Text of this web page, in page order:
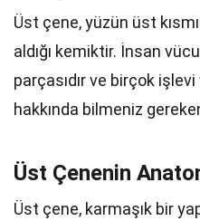
Üst çene, yüzün üst
aldığı kemiktir. İnsan
parçasıdır ve birçok
hakkında bilmeniz
Üst Çenenin
Üst çene, karmaşık bir